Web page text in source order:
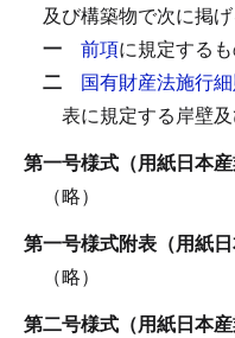
及び構築物で次に掲げ
一 前項に規定する
二 国有財産法施行
表に規定する岸壁
第一号様式（用紙日本産
（略）
第一号様式附表（用紙日
（略）
第二号様式（用紙日本産